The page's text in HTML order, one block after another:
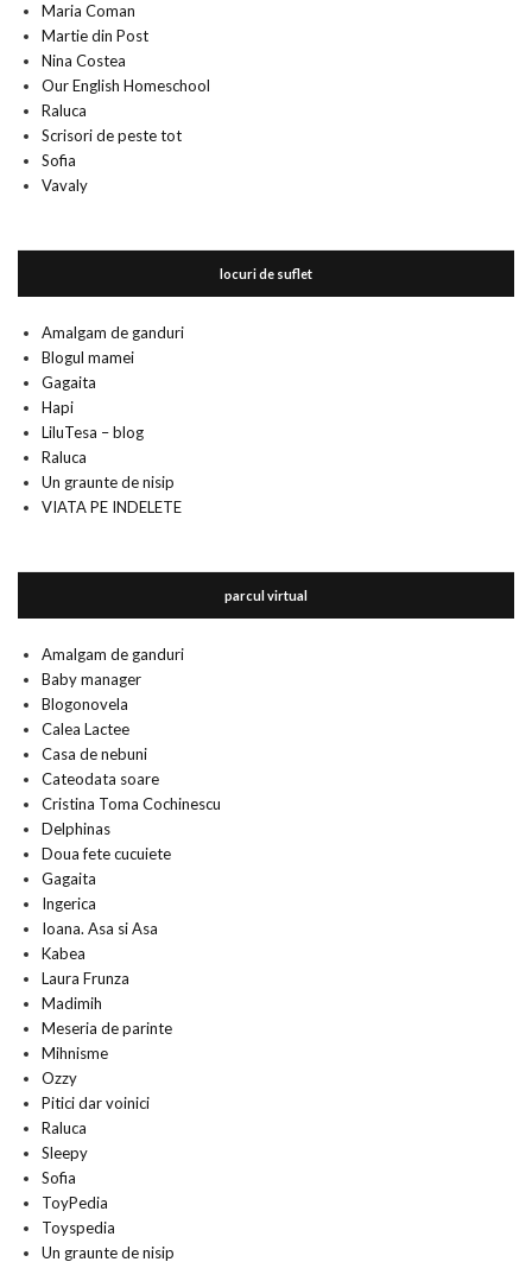
Maria Coman
Martie din Post
Nina Costea
Our English Homeschool
Raluca
Scrisori de peste tot
Sofia
Vavaly
locuri de suflet
Amalgam de ganduri
Blogul mamei
Gagaita
Hapi
LiluTesa – blog
Raluca
Un graunte de nisip
VIATA PE INDELETE
parcul virtual
Amalgam de ganduri
Baby manager
Blogonovela
Calea Lactee
Casa de nebuni
Cateodata soare
Cristina Toma Cochinescu
Delphinas
Doua fete cucuiete
Gagaita
Ingerica
Ioana. Asa si Asa
Kabea
Laura Frunza
Madimih
Meseria de parinte
Mihnisme
Ozzy
Pitici dar voinici
Raluca
Sleepy
Sofia
ToyPedia
Toyspedia
Un graunte de nisip